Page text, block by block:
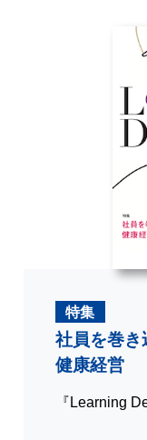
特集
社員を巻き
健康経営
『Learning